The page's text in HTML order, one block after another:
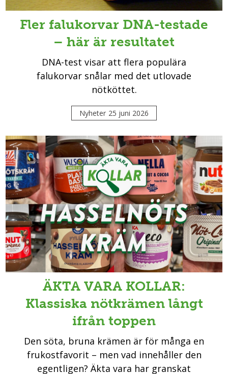
Fler falukorvar DNA-testade
– här är resultatet
DNA-test visar att flera populära
falukorvar snålar med det utlovade
nötköttet.
Nyheter 25 juni 2026
ÄKTA VARA KOLLAR:
Klassiska nötkrämen långt
ifrån toppen
Den söta, bruna krämen är för många en
frukostfavorit – men vad innehåller den
egentligen? Äkta vara har granskat